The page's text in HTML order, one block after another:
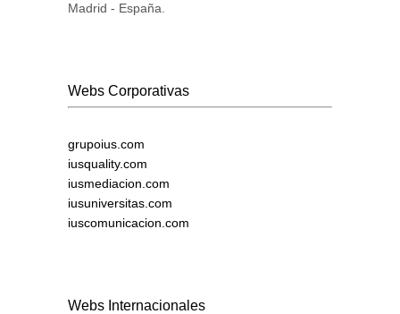
Madrid - España.
Webs Corporativas
grupoius.com
iusquality.com
iusmediacion.com
iusuniversitas.com
iuscomunicacion.com
Webs Internacionales